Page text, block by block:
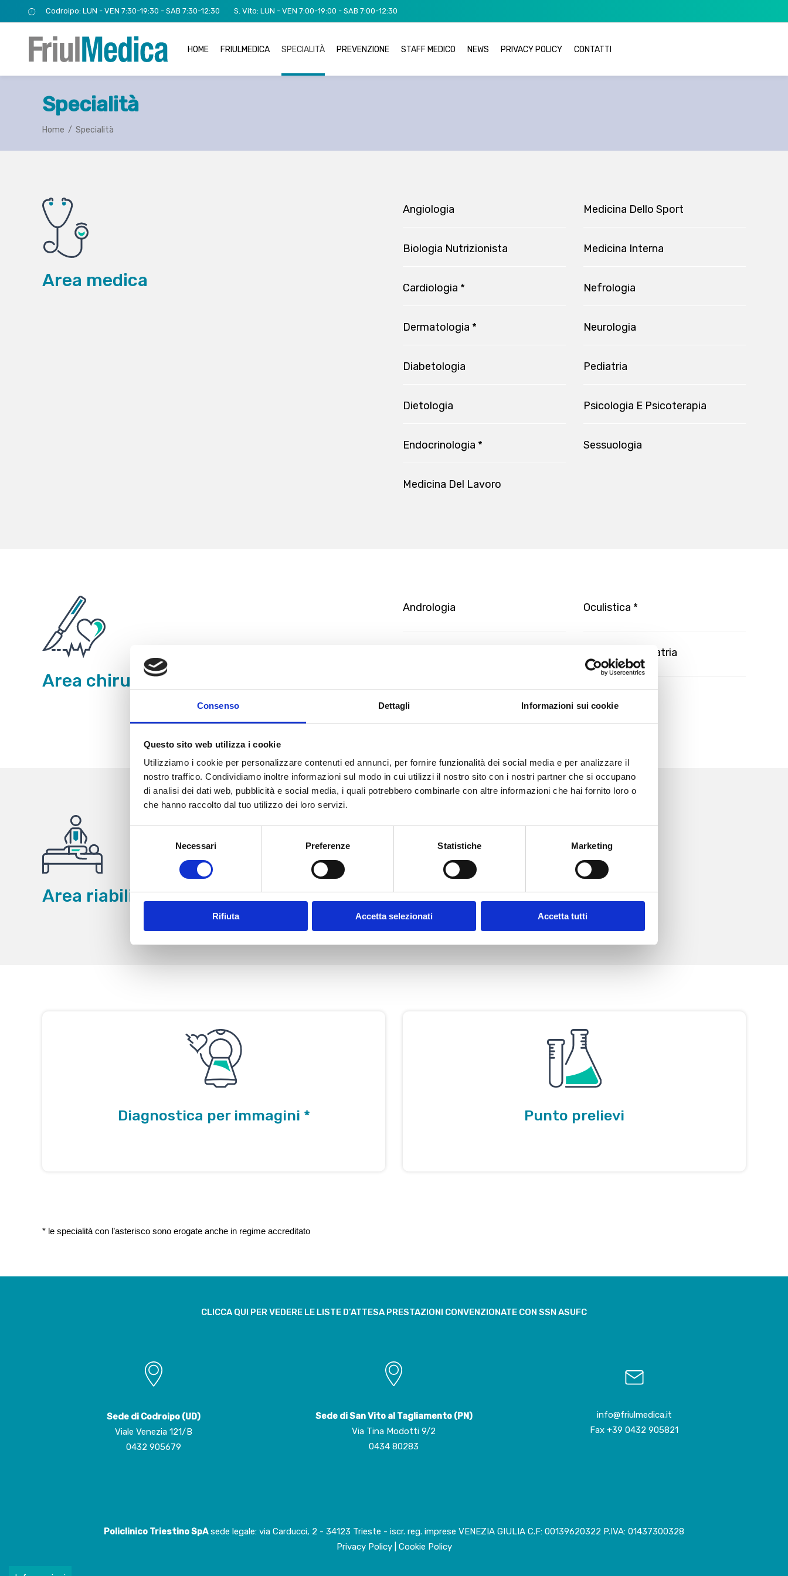
Consenso Dettagli Informazioni sui cookie
Questo sito web utilizza i cookie
Utilizziamo i cookie per personalizzare contenuti ed annunci, per fornire funzionalità dei social media e per analizzare il
nostro traffico. Condividiamo inoltre informazioni sul modo in cui utilizzi il nostro sito con i nostri partner che si occupano
di analisi dei dati web, pubblicità e social media, i quali potrebbero combinarle con altre informazioni che hai fornito loro o
che hanno raccolto dal tuo utilizzo dei loro servizi.
Necessari Preferenze Statistiche Marketing
Rifiuta Accetta selezionati Accetta tutti
Codroipo: LUN - VEN 7:30-19:30 - SAB 7:30-12:30 S. Vito: LUN - VEN 7:00-19:00 - SAB 7:00-12:30
HOME FRIULMEDICA SPECIALITÀ PREVENZIONE STAFF MEDICO NEWS PRIVACY POLICY CONTATTI
Specialità
Home / Specialità
Area medica
Angiologia
Biologia Nutrizionista
Cardiologia *
Dermatologia *
Diabetologia
Dietologia
Endocrinologia *
Medicina Del Lavoro
Medicina Dello Sport
Medicina Interna
Nefrologia
Neurologia
Pediatria
Psicologia E Psicoterapia
Sessuologia
Area chirurgica
Andrologia Oculistica *
Otorinolaringoiatria
Area riabilitativa
Fisioterapia * Ortopedia
Diagnostica per immagini * Punto prelievi
* le specialità con l’asterisco sono erogate anche in regime accreditato
CLICCA QUI PER VEDERE LE LISTE D’ATTESA PRESTAZIONI CONVENZIONATE CON SSN ASUFC
Sede di Codroipo (UD)
Viale Venezia 121/B
0432 905679
Sede di San Vito al Tagliamento (PN)
Via Tina Modotti 9/2
0434 80283
info@friulmedica.it
Fax +39 0432 905821
Policlinico Triestino SpAsede legale: via Carducci, 2 - 34123 Trieste - iscr. reg. imprese VENEZIA GIULIA C.F: 00139620322 P.IVA: 01437300328
Privacy Policy| Cookie Policy